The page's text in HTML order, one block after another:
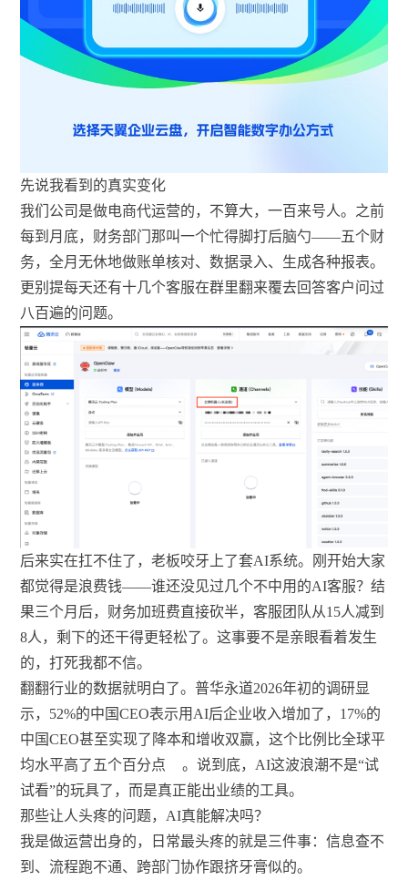
先说我看到的真实变化
我们公司是做电商代运营的，不算大，一百来号人。之前
每到月底，财务部门那叫一个忙得脚打后脑勺——五个财
务，全月无休地做账单核对、数据录入、生成各种报表。
更别提每天还有十几个客服在群里翻来覆去回答客户问过
八百遍的问题。
后来实在扛不住了，老板咬牙上了套AI系统。刚开始大家
都觉得是浪费钱——谁还没见过几个不中用的AI客服？结
果三个月后，财务加班费直接砍半，客服团队从15人减到
8人，剩下的还干得更轻松了。这事要不是亲眼看着发生
的，打死我都不信。
翻翻行业的数据就明白了。普华永道2026年初的调研显
示，52%的中国CEO表示用AI后企业收入增加了，17%的
中国CEO甚至实现了降本和增收双赢，这个比例比全球平
均水平高了五个百分点
。说到底，AI这波浪潮不是“试
试看”的玩具了，而是真正能出业绩的工具。
那些让人头疼的问题，AI真能解决吗？
我是做运营出身的，日常最头疼的就是三件事：信息查不
到、流程跑不通、跨部门协作跟挤牙膏似的。